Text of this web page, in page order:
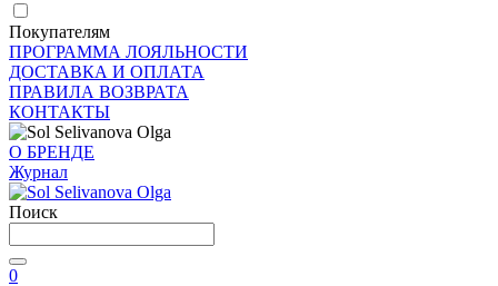
Покупателям
ПРОГРАММА ЛОЯЛЬНОСТИ
ДОСТАВКА И ОПЛАТА
ПРАВИЛА ВОЗВРАТА
КОНТАКТЫ
О БРЕНДЕ
Журнал
Поиск
0